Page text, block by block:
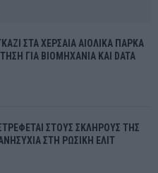
ΣΤΑ ΧΕΡΣΑΙΑ ΑΙΟΛΙΚΑ ΠΑΡΚΑ
ΓΙΑ ΒΙΟΜΗΧΑΝΙΑ ΚΑΙ DATA
ΣΤΟΥΣ ΣΚΛΗΡΟΥΣ ΤΗΣ
ΣΤΗ ΡΩΣΙΚΗ ΕΛΙΤ